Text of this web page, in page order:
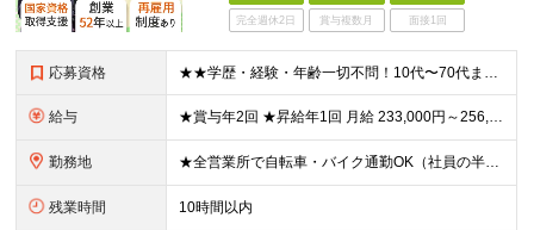
完全週休2日 賞与複数月 面接1回
応募資格 ★★学歴・経験・年齢一切不問！10代〜70代まで活躍中★★ ■未経験歓迎 ■第二新卒歓迎・ブランクOK 人物重視の採用です！元気な挨拶ができる方、安定した環境で長く働きたい方を歓迎します。
給与 ★賞与年2回 ★昇給年1回 月給 233,000円～256,000円 +（各種手当）+（賞与年2回） ※経験、能力等を考慮の上、決定！月収30万円以上も可能です ※経験者の方は優遇します ※3ヶ月の
勤務地 ★全営業所で自転車・バイク通勤OK（社員の半数がバイクで通勤） 【目黒営業所】 東京都目黒区目黒1-24-2 【五反田営業所】 東京都品川区大崎5-1-2 【中野営業所 新宿スタンド】 東京都中
残業時間 10時間以内